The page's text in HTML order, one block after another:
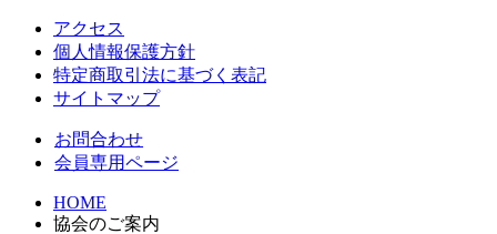
アクセス
個人情報保護方針
特定商取引法に基づく表記
サイトマップ
お問合わせ
会員専用ページ
HOME
協会のご案内